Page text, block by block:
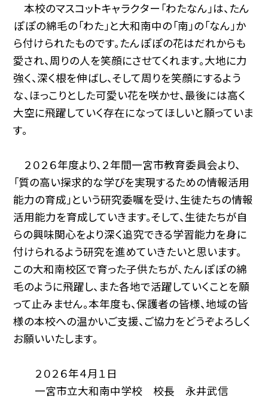
本校のマスコットキャラクター「わたなん」は、たん
ぽぽの綿毛の「わた」と大和南中の「南」の「なん」か
ら付けられたものです。たんぽぽの花はだれからも
愛され、周りの人を笑顔にさせてくれます。大地に力
強く、深く根を伸ばし、そして周りを笑顔にするよう
な、ほっこりとした可愛い花を咲かせ、最後には高く
大空に飛躍していく存在になってほしいと願っていま
す。
２０２６年度より、２年間一宮市教育委員会より、
「質の高い探求的な学びを実現するための情報活用
能力の育成」という研究委嘱を受け、生徒たちの情報
活用能力を育成していきます。そして、生徒たちが自
らの興味関心をより深く追究できる学習能力を身に
付けられるよう研究を進めていきたいと思います。
この大和南校区で育った子供たちが、たんぽぽの綿
毛のように飛躍し、また各地で活躍していくことを願
って止みません。本年度も、保護者の皆様、地域の皆
様の本校への温かいご支援、ご協力をどうぞよろしく
お願いいたします。
２０２６年４月１日
一宮市立大和南中学校 校長 永井武信